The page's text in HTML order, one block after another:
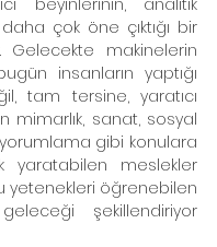
beyinlerinin, analitik
çok öne çıktığı bir
Gelecekte makinelerin
insanların yaptığı
tam tersine, yaratıcı
mimarlık, sanat, sosyal
gibi konulara
yaratabilen meslekler
yetenekleri öğrenebilen
şekillendiriyor